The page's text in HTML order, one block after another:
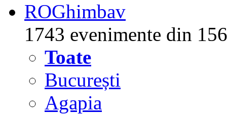
ROGhimbav
1743 evenimente din
Toate
București
Agapia